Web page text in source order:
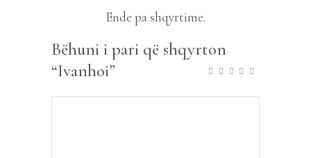
Ende pa shqyrtime.
Bëhuni i pari që shqyrton
“Ivanhoi”